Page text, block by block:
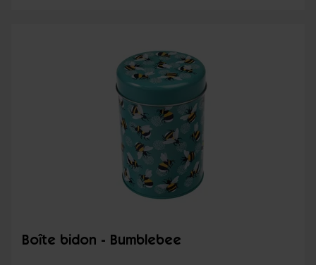
Boîte bidon - Bumblebee